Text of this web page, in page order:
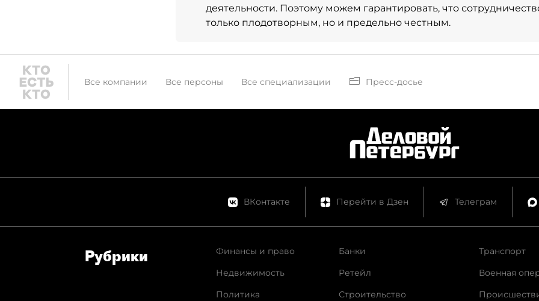
деятельности. Поэтому можем гарантировать, что
только плодотворным, но и предельно честным.
Все компании Все персоны Все специализации Пресс-досье
ВКонтакте Перейти в Дзен Телеграм
Рубрики
Финансы и право
Недвижимость
Политика
Банки
Ретейл
Строительство
Транспорт
Военная